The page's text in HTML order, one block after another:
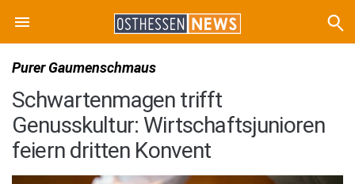
Purer Gaumenschmaus
Schwartenmagen trifft
Genusskultur: Wirtschaftsjunioren
feiern dritten Konvent